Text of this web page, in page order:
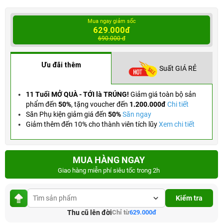
Mua ngay giảm sốc
629.000đ
690.000 đ
Ưu đãi thêm Suất GIÁ RẺ
11 Tuổi MỞ QUÀ - TỚI là TRÚNG! Giảm giá toàn bộ sản
phẩm đến 50%, tặng voucher đến 1.200.000đChi tiết
Săn Phụ kiện giảm giá đến 50%Săn ngay
Giảm thêm đến 10% cho thành viên tích lũyXem chi tiết
MUA HÀNG NGAY
Giao hàng miễn phí siêu tốc trong 2h
Kiểm tra
Thu cũ lên đờiChỉ từ629.000đ